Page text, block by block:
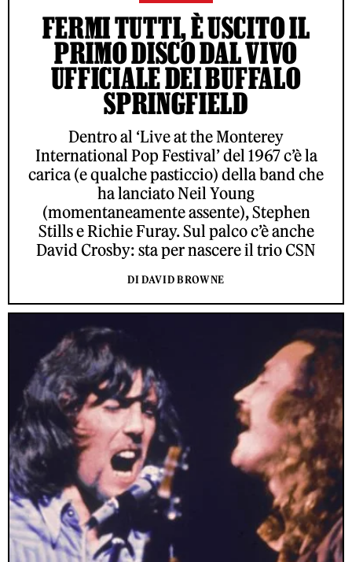
FERMI TUTTI, È USCITO IL
PRIMO DISCO DAL VIVO
UFFICIALE DEI BUFFALO
SPRINGFIELD
Dentro al ‘Live at the Monterey
International Pop Festival’ del 1967 c’è la
carica (e qualche pasticcio) della band che
ha lanciato Neil Young
(momentaneamente assente), Stephen
Stills e Richie Furay. Sul palco c’è anche
David Crosby: sta per nascere il trio CSN
DI DAVID BROWNE